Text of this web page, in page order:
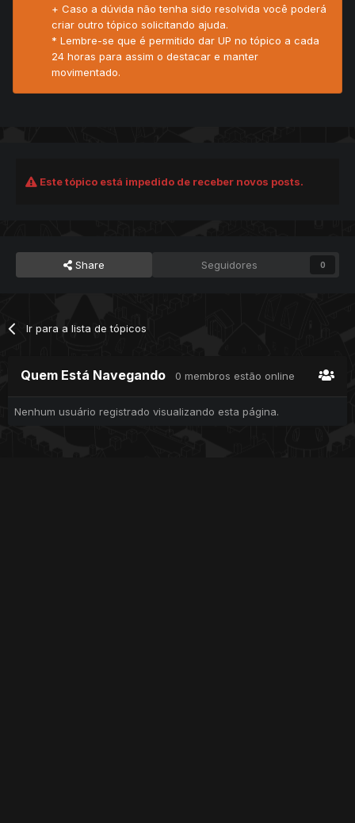
+ Caso a dúvida não tenha sido resolvida você poderá
criar outro tópico solicitando ajuda.
* Lembre-se que é permitido dar UP no tópico a cada
24 horas para assim o destacar e manter
movimentado.
Este tópico está impedido de receber novos posts.
Share Seguidores 0
Ir para a lista de tópicos
Quem Está Navegando 0 membros estão online
Nenhum usuário registrado visualizando esta página.